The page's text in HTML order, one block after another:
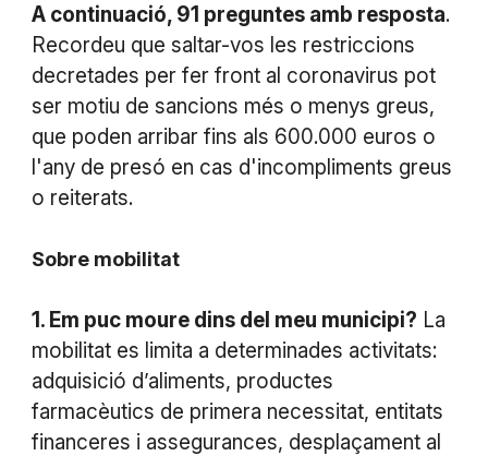
A continuació, 91 preguntes amb resposta.
Recordeu que saltar-vos les restriccions
decretades per fer front al coronavirus pot
ser motiu de sancions més o menys greus,
que poden arribar fins als 600.000 euros o
l'any de presó en cas d'incompliments greus
o reiterats.
Sobre mobilitat
1. Em puc moure dins del meu municipi? La
mobilitat es limita a determinades activitats:
adquisició d’aliments, productes
farmacèutics de primera necessitat, entitats
financeres i assegurances, desplaçament al